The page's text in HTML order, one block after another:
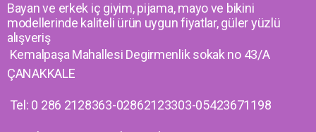
Bayan ve erkek iç giyim, pijama, mayo ve bikini
modellerinde kaliteli ürün uygun fiyatlar, güler yüzlü
alışveriş
Kemalpaşa Mahallesi Degirmenlik sokak no 43/A
ÇANAKKALE
Tel: 0 286 2128363-02862123303-05423671198